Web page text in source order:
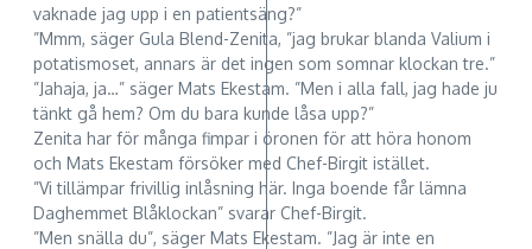
vaknade jag upp i en patientsäng?”
”Mmm, säger Gula Blend-Zenita, ”jag brukar blanda Valium i
potatismoset, annars är det ingen som somnar klockan tre.”
”Jahaja, ja…” säger Mats Ekestam. ”Men i alla fall, jag hade ju
tänkt gå hem? Om du bara kunde låsa upp?”
Zenita har för många fimpar i öronen för att höra honom
och Mats Ekestam försöker med Chef-Birgit istället.
”Vi tillämpar frivillig inlåsning här. Inga boende får lämna
Daghemmet Blåklockan” svarar Chef-Birgit.
”Men snälla du”, säger Mats Ekestam. ”Jag är inte en